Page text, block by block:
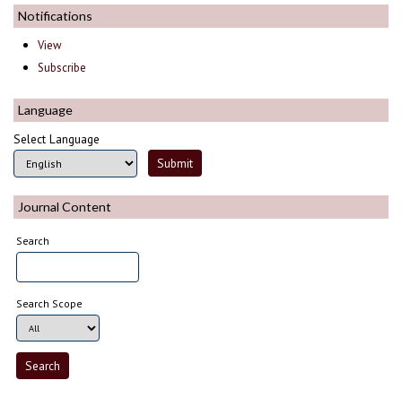
Notifications
View
Subscribe
Language
Select Language
Journal Content
Search
Search Scope